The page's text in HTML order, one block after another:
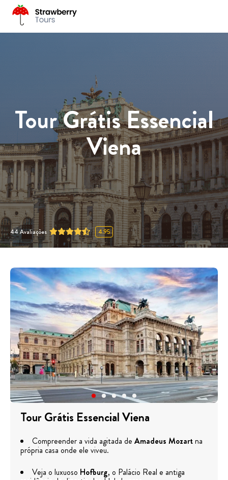
Tour Grátis Essencial
Viena
44 Avaliações 4.95
Tour Grátis Essencial Viena
Compreender a vida agitada de Amadeus Mozartna
própria casa onde ele viveu.
Veja o luxuoso Hofburg, o Palácio Real e antiga